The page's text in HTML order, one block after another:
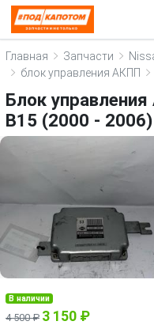
Главная Запчасти
блок управления АКПП
Блок
B15 (2000 - 2006)
В наличии
4 500 ₽ 3 150 ₽